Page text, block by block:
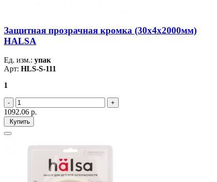
Защитная прозрачная кромка (30х4х2000мм)
HALSA
Ед. изм.: упак
Арт: HLS-S-111
1
1092.06 р.
Купить